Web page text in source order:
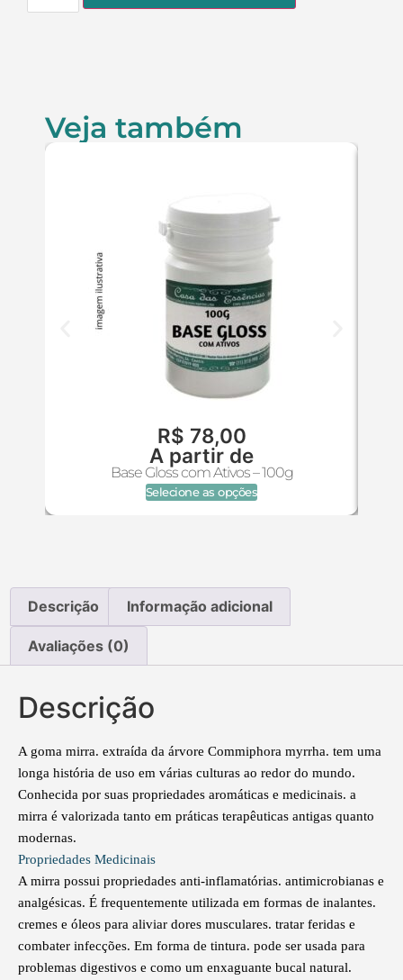
Veja também
A partir de
R$ 78,00
Base Gloss com Ativos – 100g
Selecione as opções
Descrição Informação adicional
Avaliações (0)
Descrição
A goma mirra. extraída da árvore Commiphora myrrha. tem uma
longa história de uso em várias culturas ao redor do mundo.
Conhecida por suas propriedades aromáticas e medicinais. a
mirra é valorizada tanto em práticas terapêuticas antigas quanto
modernas.
Propriedades Medicinais
A mirra possui propriedades anti-inflamatórias. antimicrobianas e
analgésicas. É frequentemente utilizada em formas de inalantes.
cremes e óleos para aliviar dores musculares. tratar feridas e
combater infecções. Em forma de tintura. pode ser usada para
problemas digestivos e como um enxaguante bucal natural.